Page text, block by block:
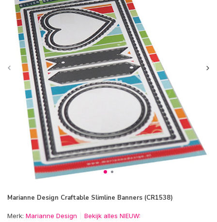
Marianne Design Craftable Slimline Banners (CR1538)
Merk: Marianne Design Bekijk alles NIEUW: